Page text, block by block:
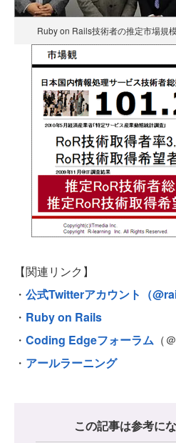
Ruby on Rails技術者の推定市場規
【関連リンク】
・ 公式Twitterアカウント（
・ Ruby on Rails
・ Coding Edgeフォーラム （
・ アールラーニング
この記事は参考に